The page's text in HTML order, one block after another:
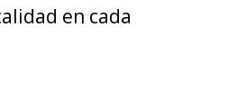
en cada